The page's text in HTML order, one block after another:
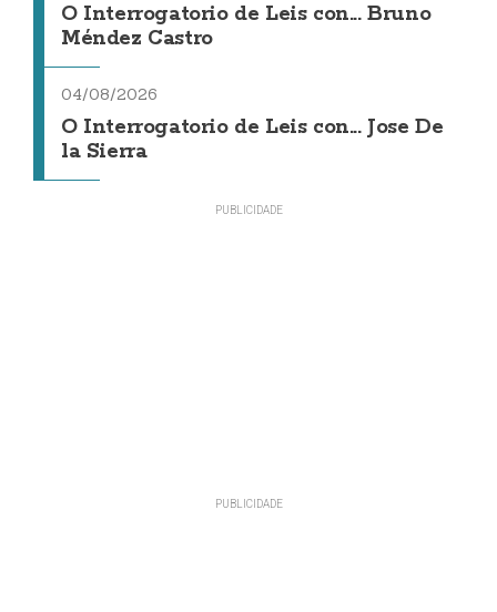
O Interrogatorio de Leis con... Bruno
Méndez Castro
04/08/2026
O Interrogatorio de Leis con... Jose De
la Sierra